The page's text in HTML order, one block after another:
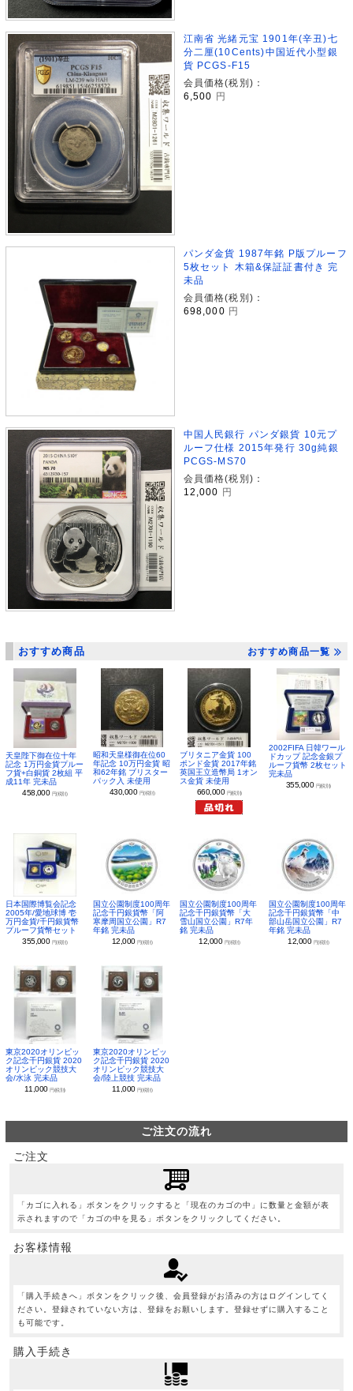
江南省 光緒元宝 1901年(辛丑)七
分二厘(10Cents)中国近代小型銀
貨 PCGS-F15
会員価格(税別)：
6,500 円
パンダ金貨 1987年銘 P版プルーフ
5枚セット 木箱&保証証書付き 完
未品
会員価格(税別)：
698,000 円
中国人民銀行 パンダ銀貨 10元プ
ルーフ仕様 2015年発行 30g純銀
PCGS-MS70
会員価格(税別)：
12,000 円
おすすめ商品 おすすめ商品一覧
天皇陛下御在位十年
記念 1万円金貨プルー
フ貨+白銅貨 2枚組 平
成11年 完未品
458,000 円(税別)
昭和天皇様御在位60
年記念 10万円金貨 昭
和62年銘 ブリスター
パック入 未使用
430,000 円(税別)
ブリタニア金貨 100
ポンド金貨 2017年銘
英国王立造幣局 1オン
ス金貨 未使用
660,000 円(税別)
2002FIFA 日韓ワール
ドカップ 記念金銀プ
ルーフ貨幣 2枚セット
完未品
355,000 円(税別)
日本国際博覧会記念
2005年/愛地球博 壱
万円金貨/千円銀貨幣
プルーフ貨幣セット
355,000 円(税別)
国立公園制度100周年
記念千円銀貨幣「阿
寒摩周国立公園」R7
年銘 完未品
12,000 円(税別)
国立公園制度100周年
記念千円銀貨幣「大
雪山国立公園」R7年
銘 完未品
12,000 円(税別)
国立公園制度100周年
記念千円銀貨幣「中
部山岳国立公園」R7
年銘 完未品
12,000 円(税別)
東京2020オリンピッ
ク記念千円銀貨 2020
オリンピック競技大
会/水泳 完未品
11,000円(税別)
東京2020オリンピッ
ク記念千円銀貨 2020
オリンピック競技大
会/陸上競技 完未品
11,000 円(税別)
ご注文の流れ
ご注文
「カゴに入れる」ボタンをクリックすると「現在のカゴの中」に数量と金額が表
示されますので「カゴの中を見る」ボタンをクリックしてください。
お客様情報
「購入手続きへ」ボタンをクリック後、会員登録がお済みの方はログインしてく
ださい。登録されていない方は、登録をお願いします。登録せずに購入すること
も可能です。
購入手続き